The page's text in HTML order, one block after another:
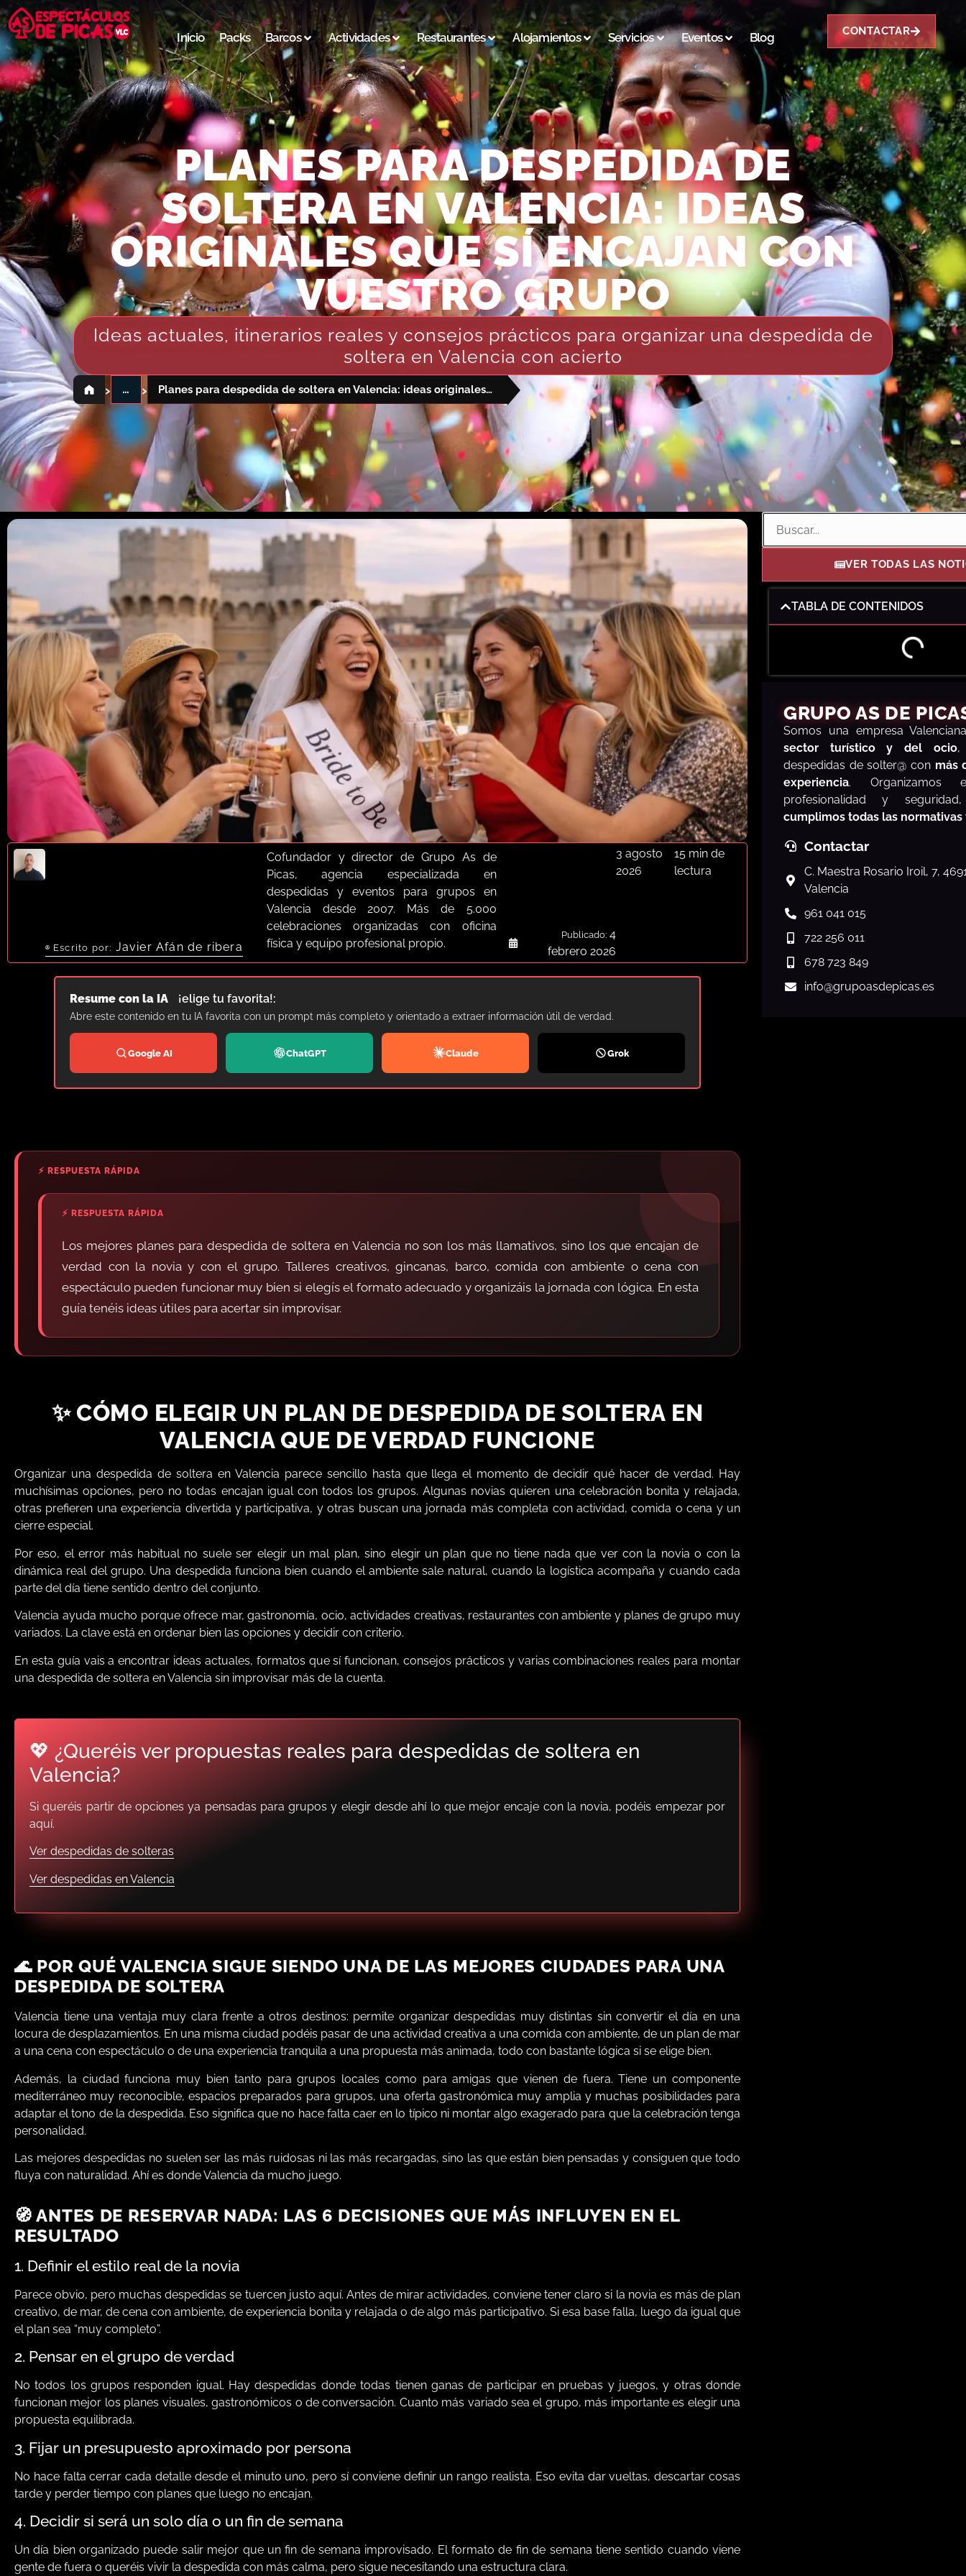
Inicio Packs Barcos Actividades Restaurantes Alojamientos Servicios Eventos Blog CONTACTAR
PLANES PARA DESPEDIDA DE
SOLTERA EN VALENCIA: IDEAS
ORIGINALES QUE SÍ ENCAJAN CON
VUESTRO GRUPO
Ideas actuales, itinerarios reales y consejos prácticos para organizar una despedida de
soltera en Valencia con acierto
› … › Planes para despedida de soltera en Valencia: ideas originales que sí encajan con vuestro grupo
Escrito por: Javier Afán de ribera
Cofundador y director de Grupo As de
Picas, agencia especializada en
despedidas y eventos para grupos en
Valencia desde 2007. Más de 5.000
celebraciones organizadas con oficina
física y equipo profesional propio.
Publicado: 4
febrero 2026
3 agosto
2026
15 min de
lectura
Resume con la IA ¡elige tu favorita!:
Abre este contenido en tu IA favorita con un prompt más completo y orientado a extraer información útil de verdad.
Google AI ChatGPT Claude Grok
Los mejores planes para despedida de soltera en Valencia no son los más llamativos, sino los que encajan de
verdad con la novia y con el grupo. Talleres creativos, gincanas, barco, comida con ambiente o cena con
espectáculo pueden funcionar muy bien si elegís el formato adecuado y organizáis la jornada con lógica. En esta
guía tenéis ideas útiles para acertar sin improvisar.
✨ CÓMO ELEGIR UN PLAN DE DESPEDIDA DE SOLTERA EN
VALENCIA QUE DE VERDAD FUNCIONE
Organizar una despedida de soltera en Valencia parece sencillo hasta que llega el momento de decidir qué hacer de verdad. Hay
muchísimas opciones, pero no todas encajan igual con todos los grupos. Algunas novias quieren una celebración bonita y relajada,
otras prefieren una experiencia divertida y participativa, y otras buscan una jornada más completa con actividad, comida o cena y un
cierre especial.
Por eso, el error más habitual no suele ser elegir un mal plan, sino elegir un plan que no tiene nada que ver con la novia o con la
dinámica real del grupo. Una despedida funciona bien cuando el ambiente sale natural, cuando la logística acompaña y cuando cada
parte del día tiene sentido dentro del conjunto.
Valencia ayuda mucho porque ofrece mar, gastronomía, ocio, actividades creativas, restaurantes con ambiente y planes de grupo muy
variados. La clave está en ordenar bien las opciones y decidir con criterio.
En esta guía vais a encontrar ideas actuales, formatos que sí funcionan, consejos prácticos y varias combinaciones reales para montar
una despedida de soltera en Valencia sin improvisar más de la cuenta.
💖 ¿Queréis ver propuestas reales para despedidas de soltera en
Valencia?
Si queréis partir de opciones ya pensadas para grupos y elegir desde ahí lo que mejor encaje con la novia, podéis empezar por
aquí.
Ver despedidas de solteras
Ver despedidas en Valencia
🌊 POR QUÉ VALENCIA SIGUE SIENDO UNA DE LAS MEJORES CIUDADES PARA UNA
DESPEDIDA DE SOLTERA
Valencia tiene una ventaja muy clara frente a otros destinos: permite organizar despedidas muy distintas sin convertir el día en una
locura de desplazamientos. En una misma ciudad podéis pasar de una actividad creativa a una comida con ambiente, de un plan de mar
a una cena con espectáculo o de una experiencia tranquila a una propuesta más animada, todo con bastante lógica si se elige bien.
Además, la ciudad funciona muy bien tanto para grupos locales como para amigas que vienen de fuera. Tiene un componente
mediterráneo muy reconocible, espacios preparados para grupos, una oferta gastronómica muy amplia y muchas posibilidades para
adaptar el tono de la despedida. Eso significa que no hace falta caer en lo típico ni montar algo exagerado para que la celebración tenga
personalidad.
Las mejores despedidas no suelen ser las más ruidosas ni las más recargadas, sino las que están bien pensadas y consiguen que todo
fluya con naturalidad. Ahí es donde Valencia da mucho juego.
🧭 ANTES DE RESERVAR NADA: LAS 6 DECISIONES QUE MÁS INFLUYEN EN EL
RESULTADO
1. Definir el estilo real de la novia
Parece obvio, pero muchas despedidas se tuercen justo aquí. Antes de mirar actividades, conviene tener claro si la novia es más de plan
creativo, de mar, de cena con ambiente, de experiencia bonita y relajada o de algo más participativo. Si esa base falla, luego da igual que
el plan sea “muy completo”.
2. Pensar en el grupo de verdad
No todos los grupos responden igual. Hay despedidas donde todas tienen ganas de participar en pruebas y juegos, y otras donde
funcionan mejor los planes visuales, gastronómicos o de conversación. Cuanto más variado sea el grupo, más importante es elegir una
propuesta equilibrada.
3. Fijar un presupuesto aproximado por persona
No hace falta cerrar cada detalle desde el minuto uno, pero sí conviene definir un rango realista. Eso evita dar vueltas, descartar cosas
tarde y perder tiempo con planes que luego no encajan.
4. Decidir si será un solo día o un fin de semana
Un día bien organizado puede salir mejor que un fin de semana improvisado. El formato de fin de semana tiene sentido cuando viene
gente de fuera o queréis vivir la despedida con más calma, pero sigue necesitando una estructura clara.
VER TODAS LAS
TABLA DE CONTENIDOS
GRUPO AS DE
Somos una empresa
sector turístico y del ocio,
despedidas de solter@ con más
experiencia. Organizamos
profesionalidad y
cumplimos todas las
Contactar
C. Maestra Rosario Iroil, 7,
Valencia
961 041 015
722 256 011
678 723 849
info@grupoasdepicas.es